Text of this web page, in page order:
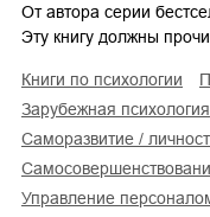
От автора серии
Эту книгу должны
книги по психологии
зарубежная психология
саморазвитие /
управление